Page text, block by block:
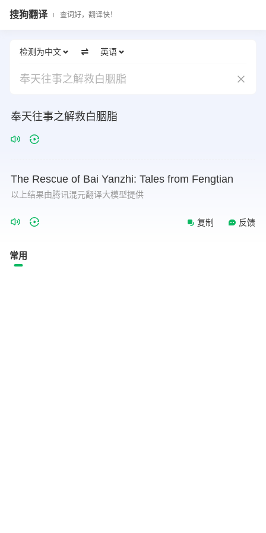
搜狗翻译 查词好，翻译快！
检测为中文 英语
奉天往事之解救白胭脂
奉天往事之解救白胭脂
The Rescue of Bai Yanzhi: Tales from Fengtian
以上结果由腾讯混元翻译大模型提供
复制 反馈
常用